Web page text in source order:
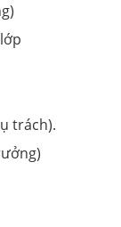
trách).